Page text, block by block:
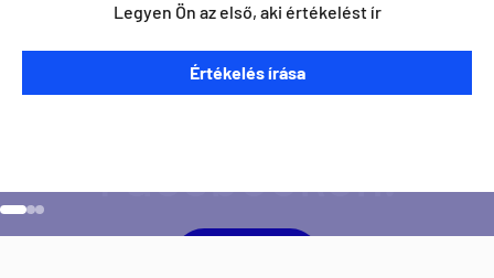
Legyen Ön az első, aki értékelést ír
Értékelés írása
Szeretnéd ha napra kész lennél minden Direct Darts
aktivitással kapcsolatban?